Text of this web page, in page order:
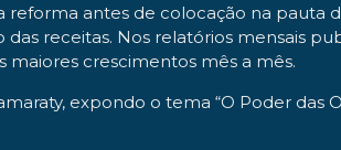
antes de colocação na pauta
receitas. Nos relatórios mensais
crescimentos mês a mês.
expondo o tema “O Poder das